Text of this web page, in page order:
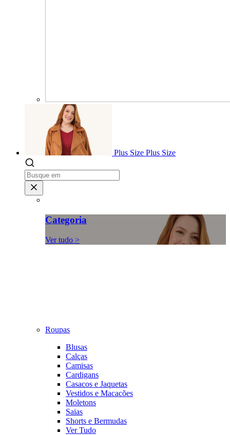
Plus Size Plus Size
Categoria
Ver tudo >
Roupas
Blusas
Calças
Camisas
Cardigans
Casacos e Jaquetas
Vestidos e Macacões
Moletons
Saias
Shorts e Bermudas
Ver Tudo